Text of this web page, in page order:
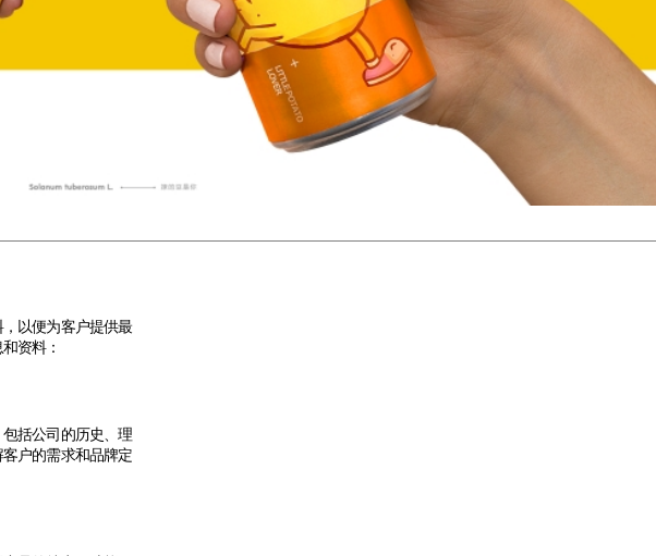
以便为客户提供最
资料：
括公司的历史、理
户的需求和品牌定